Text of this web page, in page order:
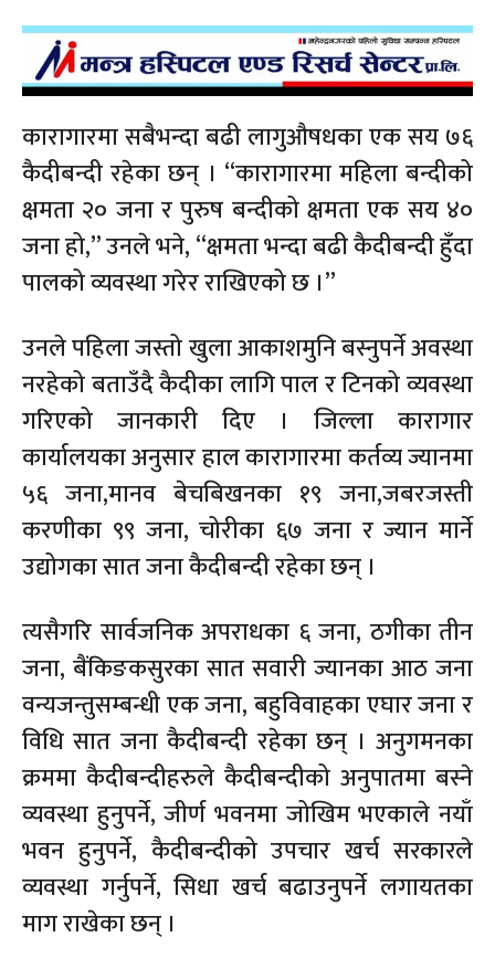
कारागारमा सबैभन्दा बढी लागुऔषधका एक सय ७६
कैदीबन्दी रहेका छन् । “कारागारमा महिला बन्दीको
क्षमता २० जना र पुरुष बन्दीको क्षमता एक सय ४०
जना हो,” उनले भने, “क्षमता भन्दा बढी कैदीबन्दी हुँदा
पालको व्यवस्था गरेर राखिएको छ ।”
उनले पहिला जस्तो खुला आकाशमुनि बस्नुपर्ने अवस्था
नरहेको बताउँदै कैदीका लागि पाल र टिनको व्यवस्था
गरिएको जानकारी दिए । जिल्ला कारागार
कार्यालयका अनुसार हाल कारागारमा कर्तव्य ज्यानमा
५६ जना,मानव बेचबिखनका १९ जना,जबरजस्ती
करणीका ९९ जना, चोरीका ६७ जना र ज्यान मार्ने
उद्योगका सात जना कैदीबन्दी रहेका छन् ।
त्यसैगरि सार्वजनिक अपराधका ६ जना, ठगीका तीन
जना, बैंकिङकसुरका सात सवारी ज्यानका आठ जना
वन्यजन्तुसम्बन्धी एक जना, बहुविवाहका एघार जना र
विधि सात जना कैदीबन्दी रहेका छन् । अनुगमनका
क्रममा कैदीबन्दीहरुले कैदीबन्दीको अनुपातमा बस्ने
व्यवस्था हुनुपर्ने, जीर्ण भवनमा जोखिम भएकाले नयाँ
भवन हुनुपर्ने, कैदीबन्दीको उपचार खर्च सरकारले
व्यवस्था गर्नुपर्ने, सिधा खर्च बढाउनुपर्ने लगायतका
माग राखेका छन् ।